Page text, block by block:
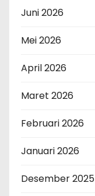
Juni 2026
Mei 2026
April 2026
Maret 2026
Februari 2026
Januari 2026
Desember 2025